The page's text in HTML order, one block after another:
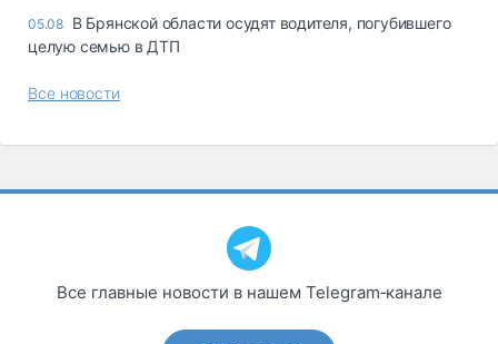
05.08 В Брянской области осудят водителя, погубившего
целую семью в ДТП
Все новости
Все главные новости в нашем Telegram‑канале